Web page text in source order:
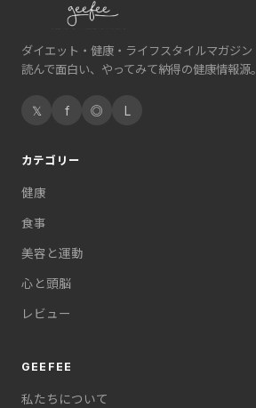
ダイエット・健康・ライフスタイルマガジン
読んで面白い、やってみて納得の健康情報源。
𝕏 f ◎ L
カテゴリー
健康
食事
美容と運動
心と頭脳
レビュー
GEEFEE
私たちについて